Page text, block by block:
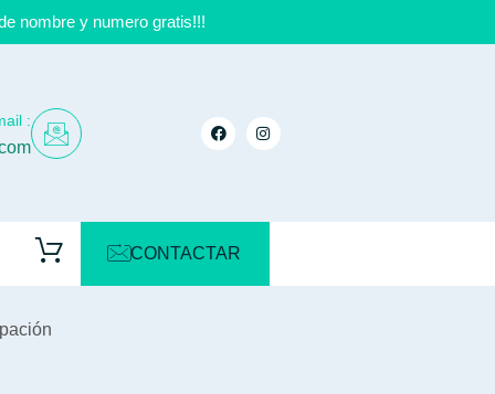
nombre y numero gratis!!!
:
CONTACTAR